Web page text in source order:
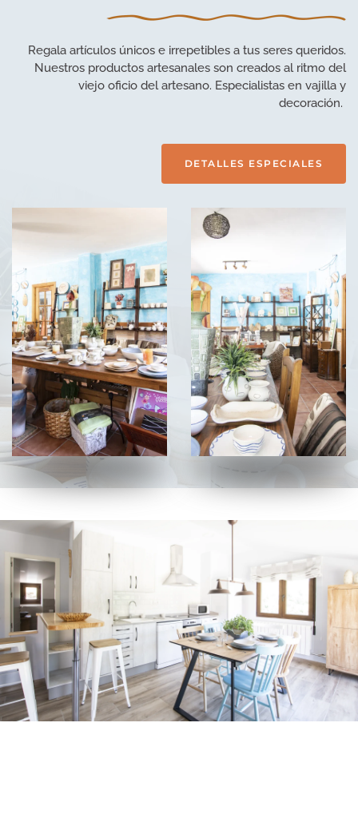
Regala artículos únicos e irrepetibles a tus seres queridos.
Nuestros productos artesanales son creados al ritmo del
viejo oficio del artesano. Especialistas en vajilla y
decoración.
DETALLES ESPECIALES